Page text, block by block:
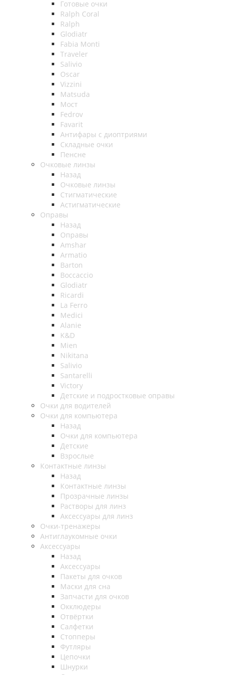
Готовые очки
Ralph Coral
Ralph
Glodiatr
Fabia Monti
Traveler
Salivio
Oscar
Vizzini
Matsuda
Мост
Fedrov
Favarit
Антифары с диоптриями
Складные очки
Пенсне
Очковые линзы
Назад
Очковые линзы
Стигматические
Астигматические
Оправы
Назад
Оправы
Amshar
Armatio
Barton
Boccaccio
Glodiatr
Ricardi
La Ferro
Medici
Alanie
K&D
Mien
Nikitana
Salivio
Santarelli
Victory
Детские и подростковые оправы
Очки для водителей
Очки для компьютера
Назад
Очки для компьютера
Детские
Взрослые
Контактные линзы
Назад
Контактные линзы
Прозрачные линзы
Растворы для линз
Аксессуары для линз
Очки-тренажеры
Антиглаукомные очки
Аксессуары
Назад
Аксессуары
Пакеты для очков
Маски для сна
Запчасти для очков
Окклюдеры
Отвёртки
Салфетки
Стопперы
Футляры
Цепочки
Шнурки